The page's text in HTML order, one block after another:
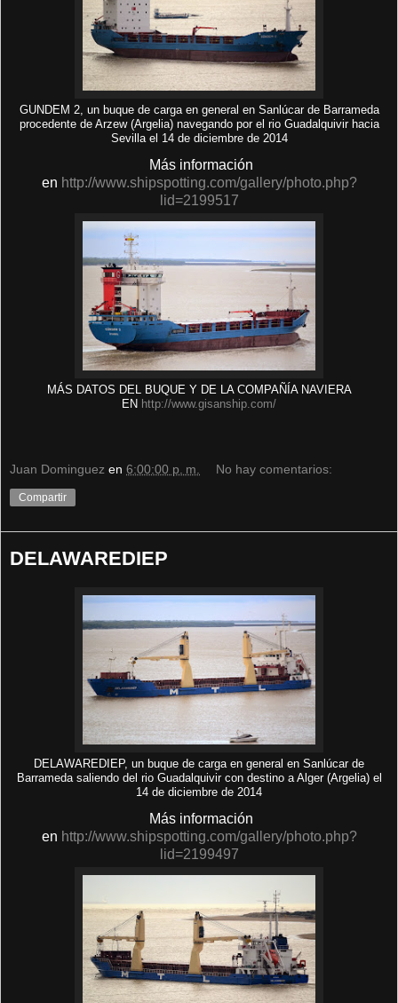
GUNDEM 2, un buque de carga en general en Sanlúcar de Barrameda
procedente de Arzew (Argelia) navegando por el rio Guadalquivir hacia
Sevilla el 14 de diciembre de 2014
Más información
en http://www.shipspotting.com/gallery/photo.php?
lid=2199517
MÁS DATOS DEL BUQUE Y DE LA COMPAÑÍA NAVIERA
EN http://www.gisanship.com/
Juan Dominguez en 6:00:00 p. m. No hay comentarios:
Compartir
DELAWAREDIEP
DELAWAREDIEP, un buque de carga en general en Sanlúcar de
Barrameda saliendo del rio Guadalquivir con destino a Alger (Argelia) el
14 de diciembre de 2014
Más información
en http://www.shipspotting.com/gallery/photo.php?
lid=2199497